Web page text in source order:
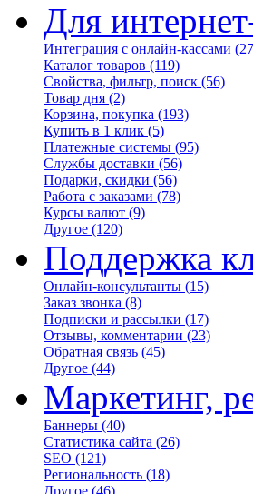
Для
Интеграция с онлайн-кассами
Каталог товаров (119)
Свойства, фильтр, поиск (56)
Товар дня (2)
Корзина, покупка (193)
Купить в 1 клик (5)
Платежные системы (95)
Службы доставки (56)
Подарки, скидки (56)
Работа с заказами (78)
Курсы валют (9)
Другое (120)
Поддержка
Онлайн-консультанты (15)
Заказ звонка (8)
Подписки и рассылки (17)
Отзывы, комментарии (23)
Обратная связь (45)
Другое (44)
Маркетинг,
Баннеры (40)
Статистика сайта (26)
SEO (121)
Региональность (18)
Другое (46)